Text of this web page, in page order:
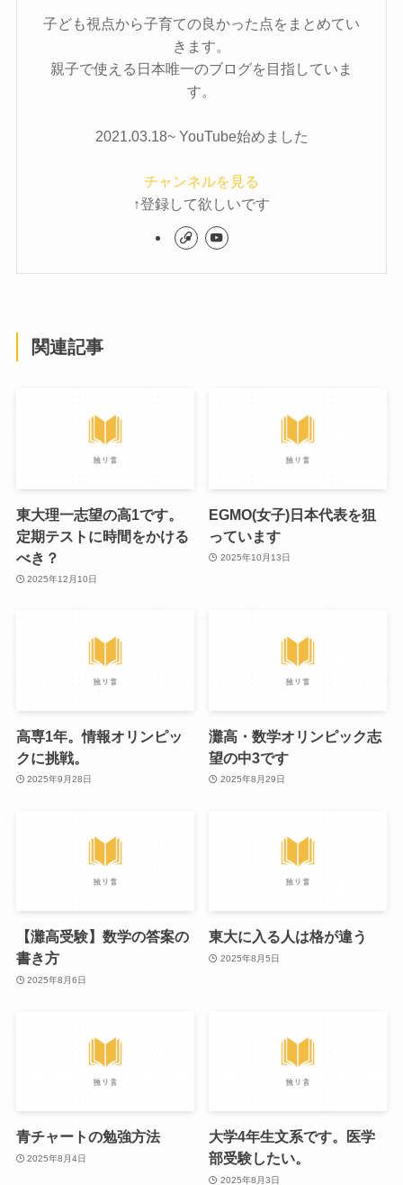
子ども視点から子育ての良かった点をまとめてい
きます。
親子で使える日本唯一のブログを目指していま
す。
2021.03.18~ YouTube始めました
チャンネルを見る
↑登録して欲しいです
関連記事
東大理一志望の高1です。
定期テストに時間をかける
べき？
2025年12月10日
EGMO(女子)日本代表を狙
っています
2025年10月13日
高専1年。情報オリンピッ
クに挑戦。
2025年9月28日
灘高・数学オリンピック志
望の中3です
2025年8月29日
【灘高受験】数学の答案の
書き方
2025年8月6日
東大に入る人は格が違う
2025年8月5日
青チャートの勉強方法
2025年8月4日
大学4年生文系です。医学
部受験したい。
2025年8月3日